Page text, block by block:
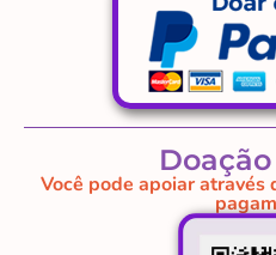
Você pode apoiar através